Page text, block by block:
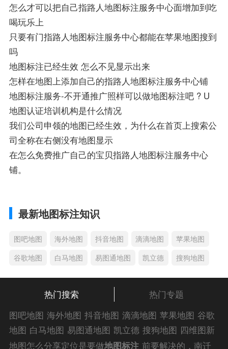
怎么才可以把自己指路人地图标注服务中心面增加到吃
喝玩乐上
只要有门指路人地图标注服务中心都能在苹果地图搜到
吗
地图标注已经生效 怎么不见显示出来
怎样在地图上添加自己的指路人地图标注服务中心铺
地图标注服务-不开通推广照样可以做地图标注吧 ? U
地图认证培训机构是什么情况
我们公司申领的地图已经生效，为什么在首页上搜索公
司全称在右侧没有地图显示
在怎么免费推广自己的宝贝指路人地图标注服务中心
铺。
最新地图标注知识
图吧地图 海外地图 抖音地图 滴滴地图
苹果地图
谷歌地图
白马地图 易图通地图 凯立德 搜狗地图
热门搜索
热门专题
图吧地图 海外地图 抖音地图 滴滴地图 苹果地图 谷歌
地图 白马地图 易图通地图 凯立德 搜狗地图 四维图新
地图 车载地图 导航地图 手机地图 搜搜地图 好搜地图
地图怎么分享定位是要做地图标注 前要解决的，南迁